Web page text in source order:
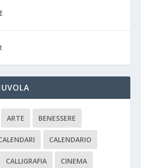
ARTE BENESSERE
CALENDARIO
CALLIGRAFIA CINEMA